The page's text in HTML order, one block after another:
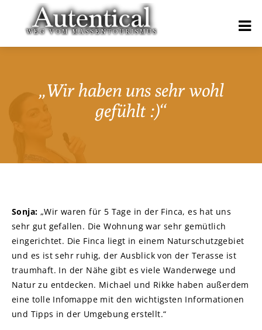
„Wir haben uns sehr wohl
gefühlt :)“
Sonja: „Wir waren für 5 Tage in der Finca, es hat uns
sehr gut gefallen. Die Wohnung war sehr gemütlich
eingerichtet. Die Finca liegt in einem Naturschutzgebiet
und es ist sehr ruhig, der Ausblick von der Terasse ist
traumhaft. In der Nähe gibt es viele Wanderwege und
Natur zu entdecken. Michael und Rikke haben außerdem
eine tolle Infomappe mit den wichtigsten Informationen
und Tipps in der Umgebung erstellt.“